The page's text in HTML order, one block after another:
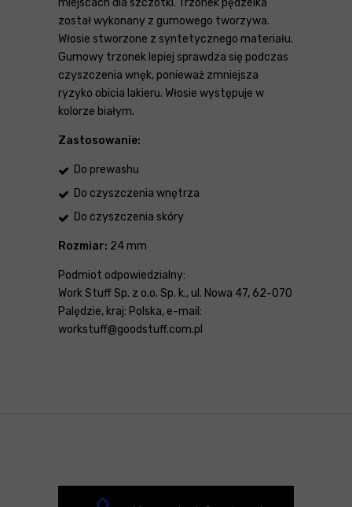
został wykonany z gumowego tworzywa.
Włosie stworzone z syntetycznego materiału.
Gumowy trzonek lepiej sprawdza się podczas
czyszczenia wnęk, ponieważ zmniejsza
ryzyko obicia lakieru. Włosie występuje w
kolorze białym.
Zastosowanie:
Do prewashu
Do czyszczenia wnętrza
Do czyszczenia skóry
Rozmiar: 24 mm
Podmiot odpowiedzialny:
Work Stuff Sp. z o.o. Sp. k., ul. Nowa 47, 62-070
Palędzie, kraj: Polska, e-mail:
workstuff@goodstuff.com.pl